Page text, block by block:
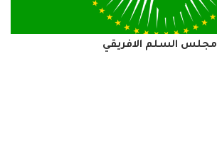
مجلس السلم الافريقي